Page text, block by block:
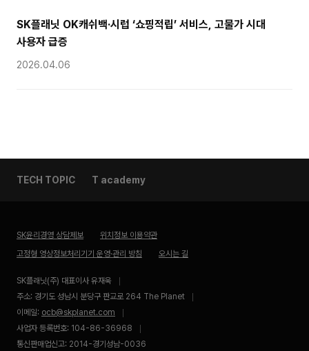
SK플래닛 OK캐쉬백·시럽 ‘쇼핑적립’ 서비스, 고물가 시대
사용자 급증
2026.04.06
TECH TOPIC T academy
SK윤리경영 상담제보
위치정보 이용약관
고정형 영상정보처리기기 운영·관리 방침
오시는 길
SK플래닛(주) 대표이사 유재욱
주소: 경기도 성남시 분당구 판교로 264 The Planet
이메일: ocb@skplanet.com
사업자 등록번호: 104-86-36968
통신판매업신고: 2014-경기성남-0036